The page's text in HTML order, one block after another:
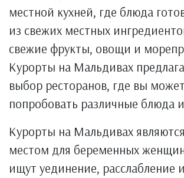
местной кухней, где блюда
из свежих местных
свежие фрукты, овощи и
Курорты на Мальдивах
выбор ресторанов, где вы
попробовать различные блюда
Курорты на Мальдивах
местом для беременных
ищут уединение, расслабление